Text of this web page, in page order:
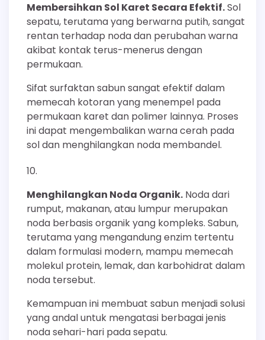
Membersihkan Sol Karet Secara Efektif.Sol
sepatu, terutama yang berwarna putih, sangat
rentan terhadap noda dan perubahan warna
akibat kontak terus-menerus dengan
permukaan.
Sifat surfaktan sabun sangat efektif dalam
memecah kotoran yang menempel pada
permukaan karet dan polimer lainnya. Proses
ini dapat mengembalikan warna cerah pada
sol dan menghilangkan noda membandel.
Menghilangkan Noda Organik. Noda dari
rumput, makanan, atau lumpur merupakan
noda berbasis organik yang kompleks. Sabun,
terutama yang mengandung enzim tertentu
dalam formulasi modern, mampu memecah
molekul protein, lemak, dan karbohidrat dalam
noda tersebut.
Kemampuan ini membuat sabun menjadi solusi
yang andal untuk mengatasi berbagai jenis
noda sehari-hari pada sepatu.